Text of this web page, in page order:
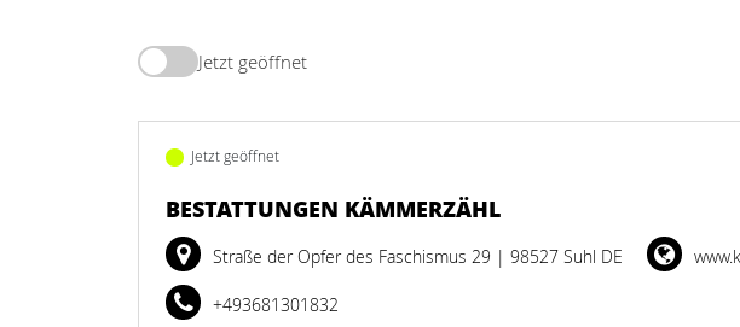
Jetzt geöffnet
Jetzt geöffnet
BESTATTUNGEN KÄMMERZÄHL
Straße der Opfer des Faschismus 29 | 98527 Suhl DE
+493681301832